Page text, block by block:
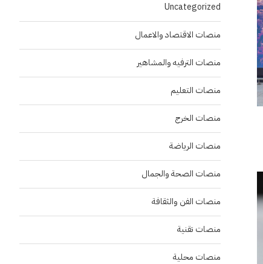
Uncategorized
منصات الاقتصاد والاعمال
منصات الترفيه والمشاهير
منصات التعليم
منصات الخرج
منصات الرياضة
منصات الصحة والجمال
منصات الفن والثقافة
منصات تقنية
منصات محلية